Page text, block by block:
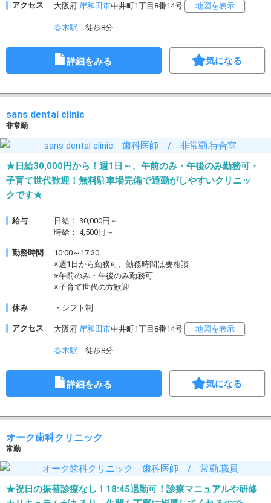
アクセス 大阪府 岸和田市中井町1丁目8番14号 地図を表示
春木駅 徒歩8分
詳細をみる 気になる
sans dental clinic
非常勤
★日給30,000円から！週1日～、午前のみ・午後のみ勤務可・
子育て世代歓迎！無料駐車場完備で通勤がしやすいクリニッ
クです★
給与
日給： 30,000円～
時給： 4,500円～
勤務時間
10:00～17:30
※週1日から勤務可、勤務時間は要相談
※午前のみ・午後のみ勤務可
※子育て世代の方歓迎
休み ・シフト制
アクセス 大阪府 岸和田市中井町1丁目8番14号 地図を表示
春木駅 徒歩8分
詳細をみる 気になる
オーク歯科クリニック
常勤
★祝日の振替診療なし！18:45退勤可！診療マニュアルや研修